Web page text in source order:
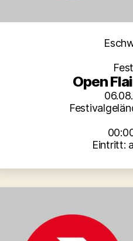
Open
Eintritt: